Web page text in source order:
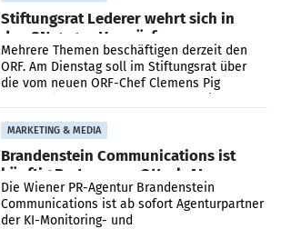
Stiftungsrat Lederer wehrt sich in
den SN gegen Vorwürfe
Mehrere Themen beschäftigen derzeit den
ORF. Am Dienstag soll im Stiftungsrat über
die vom neuen ORF-Chef Clemens Pig
MARKETING & MEDIA
Brandenstein Communications ist
künftig Partner von OtterlyAI
Die Wiener PR-Agentur Brandenstein
Communications ist ab sofort Agenturpartner
der KI-Monitoring- und